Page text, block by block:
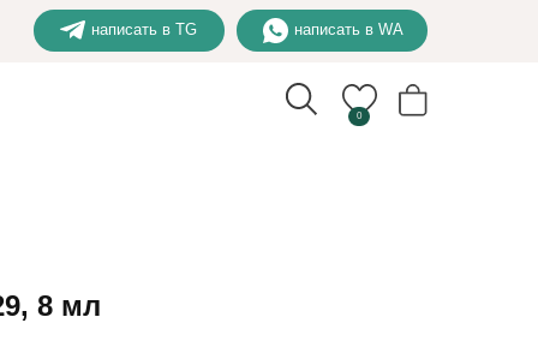
написать в WA
0
написать в TG
8 мл